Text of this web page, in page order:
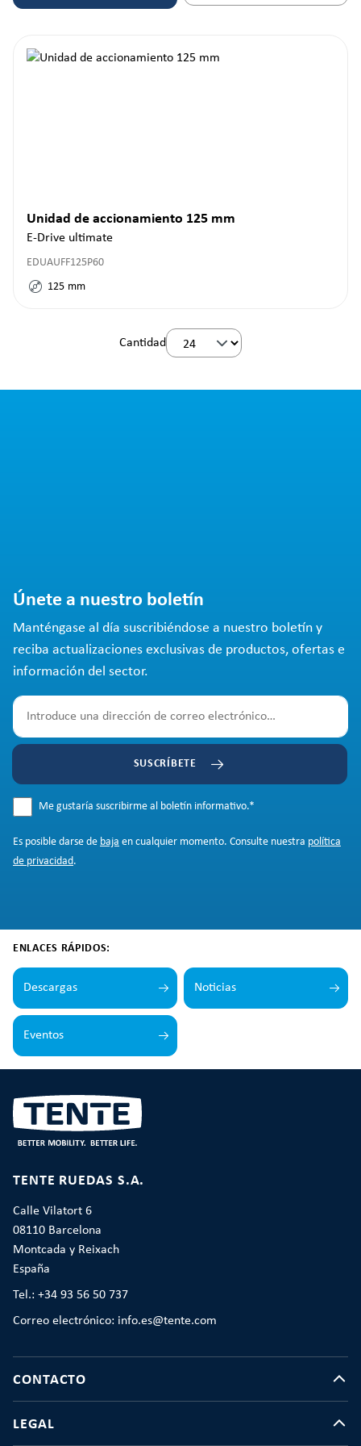
Unidad de accionamiento 125 mm
E-Drive ultimate
EDUAUFF125P60
125 mm
Cantidad
Únete a nuestro boletín
Manténgase al día suscribiéndose a nuestro boletín y
reciba actualizaciones exclusivas de productos, ofertas e
información del sector.
SUSCRÍBETE
Me gustaría suscribirme al boletín informativo.*
Es posible darse de baja en cualquier momento. Consulte nuestra política
de privacidad.
ENLACES RÁPIDOS:
Descargas Noticias
Eventos
TENTE RUEDAS S.A.
Calle Vilatort 6
08110 Barcelona
Montcada y Reixach
España
Tel.: +34 93 56 50 737
Correo electrónico: info.es@tente.com
CONTACTO
LEGAL